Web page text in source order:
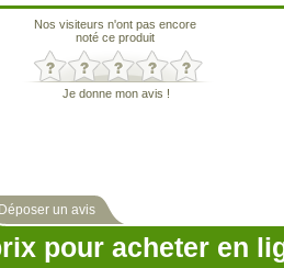
Nos visiteurs n'ont pas encore
noté ce produit
Je donne mon avis !
Déposer un avis
pour acheter en